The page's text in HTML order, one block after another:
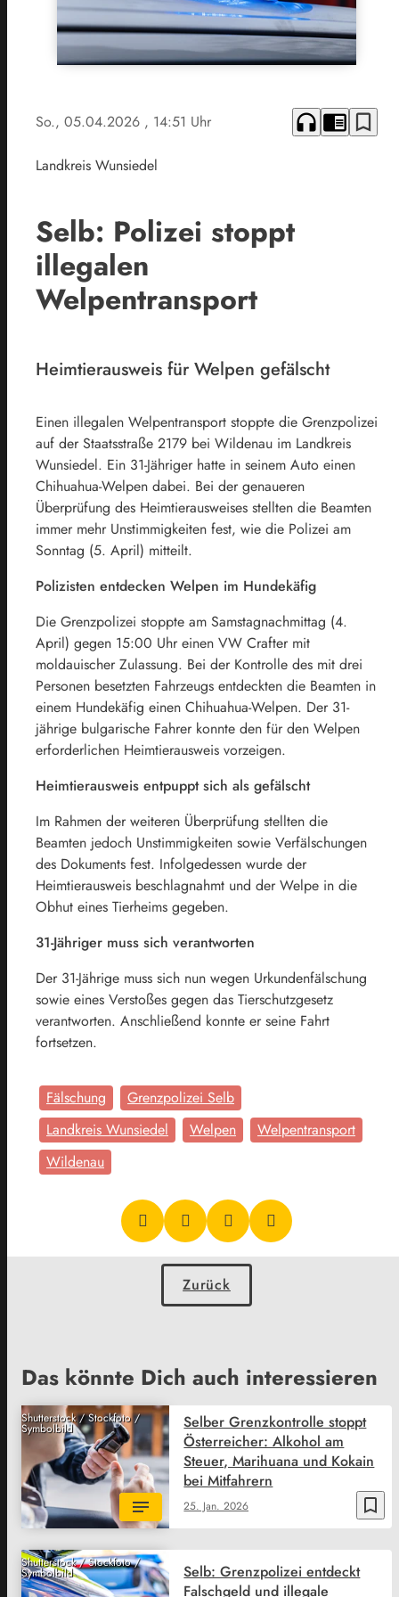
So., 05.04.2026 , 14:51 Uhr headphones chrome_reader_mode bookmark_border
Landkreis Wunsiedel
Selb: Polizei stoppt
illegalen
Welpentransport
Heimtierausweis für Welpen gefälscht
Einen illegalen Welpentransport stoppte die Grenzpolizei
auf der Staatsstraße 2179 bei Wildenau im Landkreis
Wunsiedel. Ein 31-Jähriger hatte in seinem Auto einen
Chihuahua-Welpen dabei. Bei der genaueren
Überprüfung des Heimtierausweises stellten die Beamten
immer mehr Unstimmigkeiten fest, wie die Polizei am
Sonntag (5. April) mitteilt.
Polizisten entdecken Welpen im Hundekäfig
Die Grenzpolizei stoppte am Samstagnachmittag (4.
April) gegen 15:00 Uhr einen VW Crafter mit
moldauischer Zulassung. Bei der Kontrolle des mit drei
Personen besetzten Fahrzeugs entdeckten die Beamten in
einem Hundekäfig einen Chihuahua-Welpen. Der 31-
jährige bulgarische Fahrer konnte den für den Welpen
erforderlichen Heimtierausweis vorzeigen.
Heimtierausweis entpuppt sich als gefälscht
Im Rahmen der weiteren Überprüfung stellten die
Beamten jedoch Unstimmigkeiten sowie Verfälschungen
des Dokuments fest. Infolgedessen wurde der
Heimtierausweis beschlagnahmt und der Welpe in die
Obhut eines Tierheims gegeben.
31-Jähriger muss sich verantworten
Der 31-Jährige muss sich nun wegen Urkundenfälschung
sowie eines Verstoßes gegen das Tierschutzgesetz
verantworten. Anschließend konnte er seine Fahrt
fortsetzen.
Fälschung
Grenzpolizei Selb
Landkreis Wunsiedel
Welpen
Welpentransport
Wildenau
Zurück
Das könnte Dich auch interessieren
Shutterstock / Stockfoto /
Symbolbild
bookmark_border
25. Jan. 2026
Selber Grenzkontrolle stoppt
Österreicher: Alkohol am
Steuer, Marihuana und Kokain
bei Mitfahrern
Shutterstock / Stockfoto /
Symbolbild
Selb: Grenzpolizei entdeckt
Falschgeld und illegale